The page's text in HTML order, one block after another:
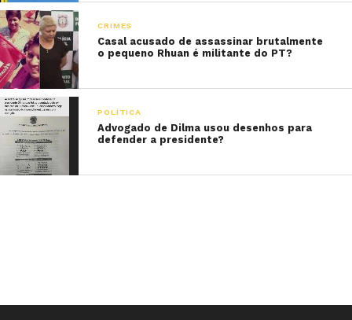
CRIMES
Casal acusado de assassinar brutalmente
o pequeno Rhuan é militante do PT?
POLÍTICA
Advogado de Dilma usou desenhos para
defender a presidente?